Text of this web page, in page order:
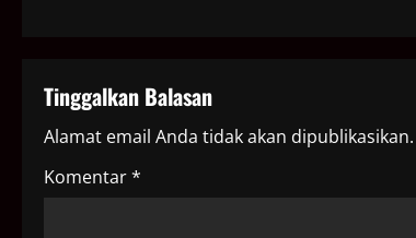
n
a
v
Tinggalkan Balasan
Alamat email Anda tidak akan dipublikasikan.
Komentar*